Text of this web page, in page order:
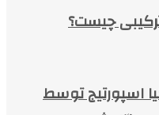
چیست؟
اسپورتیج توسط